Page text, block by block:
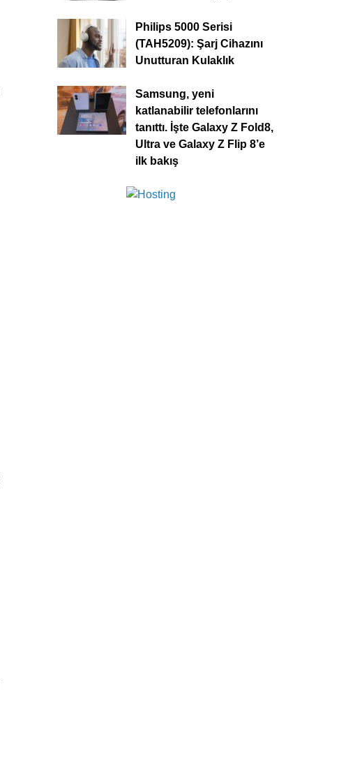
Philips 5000 Serisi
(TAH5209): Şarj Cihazını
Unutturan Kulaklık
Samsung, yeni
katlanabilir telefonlarını
tanıttı. İşte Galaxy Z Fold8,
Ultra ve Galaxy Z Flip 8’e
ilk bakış